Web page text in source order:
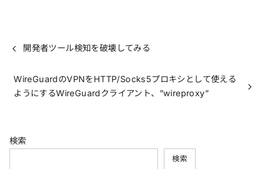
開発者ツール検知を破壊してみる
WireGuardのVPNをHTTP/Socks5プロキシとして使える
ようにするWireGuardクライアント、”wireproxy”
検索
検索